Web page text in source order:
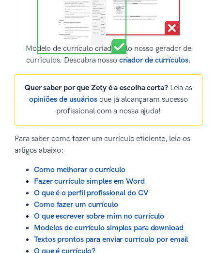
Modelo de currículo criado pelo nosso gerador de
currículos. Descubra nosso criador de currículos.
Quer saber por que Zety é a escolha certa?Leia as
opiniões de usuáriosque já alcançaram sucesso
profissional com a nossa ajuda!
Para saber como fazer um currículo eficiente, leia os
artigos abaixo:
Como melhorar o currículo
Fazer currículo simples em Word
O que é o perfil profissional do CV
Como fazer um currículo
O que escrever sobre mim no currículo
Modelos de currículo simples para download
Textos prontos para enviar currículo por email
O que é currículo?